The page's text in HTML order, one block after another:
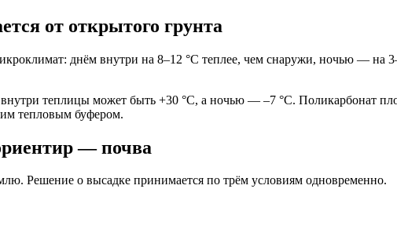
от открытого грунта
днём внутри на 8–12 °C теплее, чем снаружи, ночью —
теплицы может быть +30 °C, а ночью — –7 °C. Поликарбонат
тепловым буфером.
— почва
Решение о высадке принимается по трём условиям одновременно.